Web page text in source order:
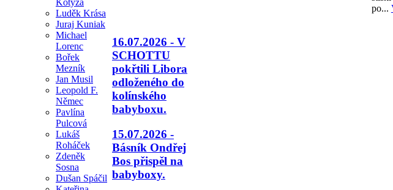
Luděk Krása
Juraj Kuniak
Michael
Lorenc
Bořek
Mezník
Jan Musil
Leopold F.
Němec
Pavlína
Pulcová
Lukáš
Roháček
Zdeněk
Sosna
Dušan Spáčil
po...
16.07.2026 - V
SCHOTTU
pokřtili Libora
odloženého do
kolínského
babyboxu.
15.07.2026 -
Básník Ondřej
Bos přispěl na
babyboxy.